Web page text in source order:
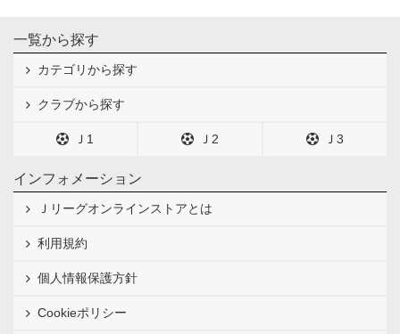
一覧から探す
カテゴリから探す
クラブから探す
Ｊ1 Ｊ2 Ｊ3
インフォメーション
Ｊリーグオンラインストアとは
利用規約
個人情報保護方針
Cookieポリシー